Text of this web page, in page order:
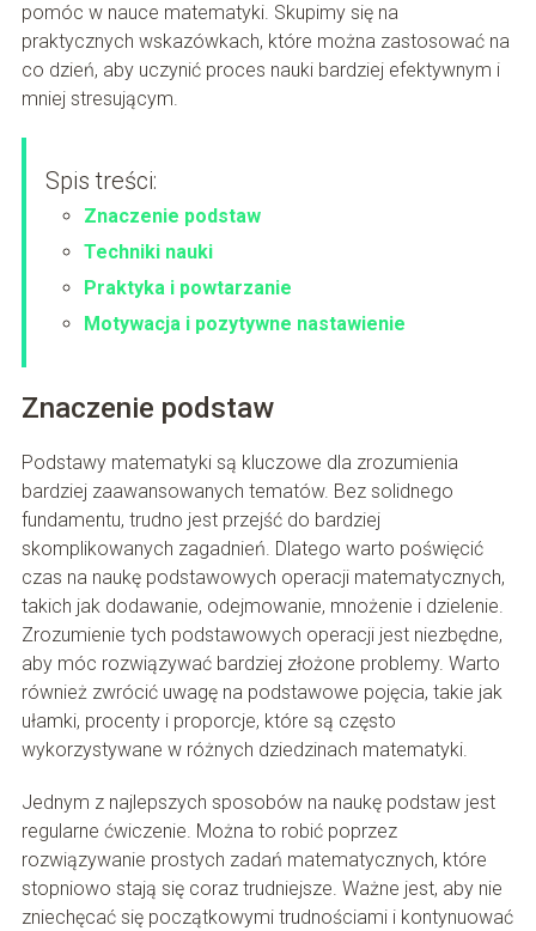
pomóc w nauce matematyki. Skupimy się na
praktycznych wskazówkach, które można zastosować na
co dzień, aby uczynić proces nauki bardziej efektywnym i
mniej stresującym.
Spis treści:
Znaczenie podstaw
Techniki nauki
Praktyka i powtarzanie
Motywacja i pozytywne nastawienie
Znaczenie podstaw
Podstawy matematyki są kluczowe dla zrozumienia
bardziej zaawansowanych tematów. Bez solidnego
fundamentu, trudno jest przejść do bardziej
skomplikowanych zagadnień. Dlatego warto poświęcić
czas na naukę podstawowych operacji matematycznych,
takich jak dodawanie, odejmowanie, mnożenie i dzielenie.
Zrozumienie tych podstawowych operacji jest niezbędne,
aby móc rozwiązywać bardziej złożone problemy. Warto
również zwrócić uwagę na podstawowe pojęcia, takie jak
ułamki, procenty i proporcje, które są często
wykorzystywane w różnych dziedzinach matematyki.
Jednym z najlepszych sposobów na naukę podstaw jest
regularne ćwiczenie. Można to robić poprzez
rozwiązywanie prostych zadań matematycznych, które
stopniowo stają się coraz trudniejsze. Ważne jest, aby nie
zniechęcać się początkowymi trudnościami i kontynuować